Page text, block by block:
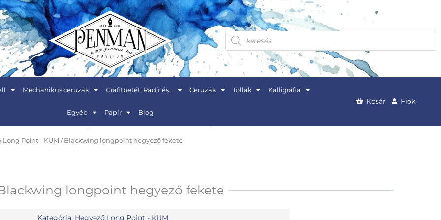
Products
search
Mechanikus ceruzák Grafitbetét, Radír és… Ceruzák Tollak Kalligráfia
Egyéb Papír Blog
Kosár Fiók
Long Point - KUM / Blackwing longpoint hegyező fekete
longpoint hegyező fekete
Kategória: Hegyező Long Point - KUM